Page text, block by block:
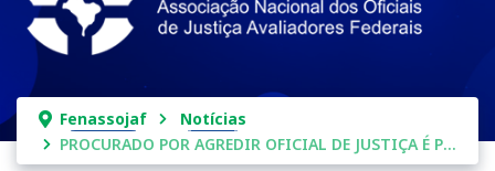
Fenassojaf
Notícias
PROCURADO POR AGREDIR OFICIAL DE JUSTIÇA É PRESO EM RIOLÂNDIA